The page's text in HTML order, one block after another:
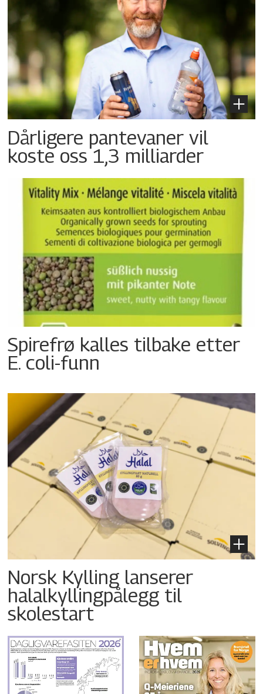
Dårligere pantevaner vil
koste oss 1,3 milliarder
Spirefrø kalles tilbake etter
E. coli-funn
Norsk Kylling lanserer
halalkyllingpålegg til
skolestart